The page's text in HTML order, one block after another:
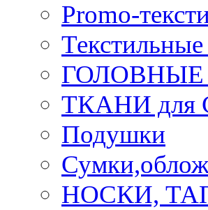
Promo-
ТКАНИ
Подушки
НОСКИ,